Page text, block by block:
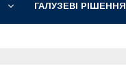
ГАЛУЗЕВІ РІШЕННЯ